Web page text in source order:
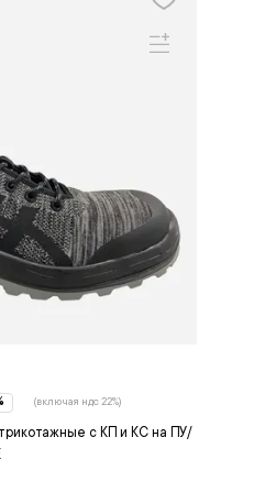
с КП и КС на ПУ/
(включая ндс 22%)